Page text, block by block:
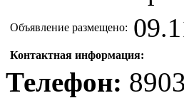
Объявление размещено:
Контактная информация:
Телефон: